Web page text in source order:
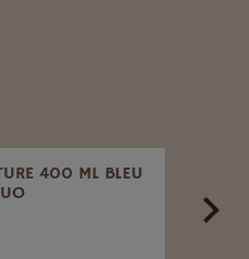
400 ML BLEU